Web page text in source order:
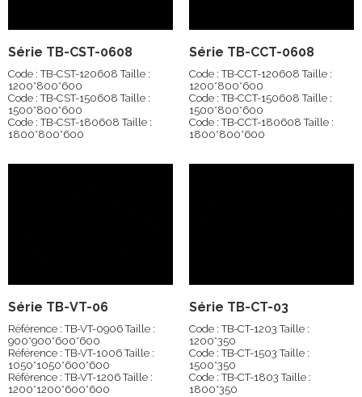
Série TB-CST-0608
Code : TB-CST-120608 Taille :
1200*800*600
Code : TB-CST-150608 Taille :
1500*800*600
Code : TB-CST-180608 Taille :
1800*800*600
Série TB-CCT-0608
Code : TB-CCT-120608 Taille :
1200*800*600
Code : TB-CCT-150608 Taille :
1500*800*600
Code : TB-CCT-180608 Taille :
1800*800*600
Série TB-VT-06
Référence : TB-VT-0906 Taille :
900*900*600*600
Référence : TB-VT-1006 Taille :
1050*1050*600*600
Référence : TB-VT-1206 Taille :
1200*1200*600*600
Série TB-CT-03
Code : TB-CT-1203 Taille :
1200*350
Code : TB-CT-1503 Taille :
1500*350
Code : TB-CT-1803 Taille :
1800*350